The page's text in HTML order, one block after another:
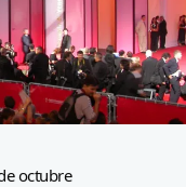
octubre